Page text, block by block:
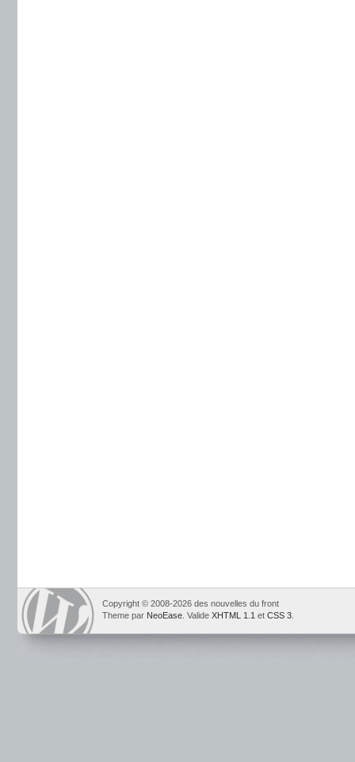
Copyright © 2008-2026 des nouvelles du front
Theme par NeoEase . Valide XHTML 1.1 et CSS 3